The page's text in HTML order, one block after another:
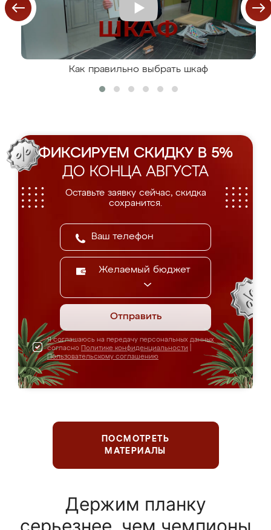
Как правильно выбрать шкаф
ФИКСИРУЕМ СКИДКУ В 5%
ДО КОНЦА АВГУСТА
Оставьте заявку сейчас, скидка
сохранится.
Желаемый бюджет
Отправить
Я соглашаюсь на передачу персональных данных
согласно Политике конфиденциальности
Пользовательскому соглашению
ПОСМОТРЕТЬ
МАТЕРИАЛЫ
Держим планку